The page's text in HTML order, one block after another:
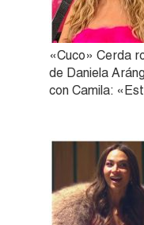
«Cuco» Cerda
de Daniela
con Camila: